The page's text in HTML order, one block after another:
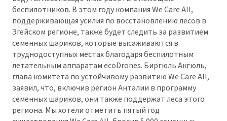
беспилотников. В этом году компания We Care All,
поддерживающая усилия по восстановлению лесов в
Эгейском регионе, также будет следить за развитием
семенных шариков, которые высаживаются в
труднодоступных местах благодаря беспилотным
летательным аппаратам ecoDrones. Биргюль Акгюль,
глава комитета по устойчивому развитию We Care All,
заявил, что, включив регион Анталии в программу
семенных шариков, они также поддержат леса этого
региона. Мы хотели отметить пятый год